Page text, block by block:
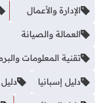
الإدارة والأعمال
العمالة والصيانة
تقنية المعلومات
دليل إسبانيا دليل